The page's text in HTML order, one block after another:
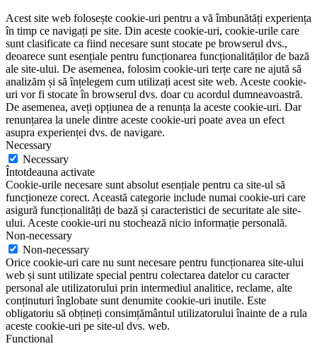
Acest site web folosește cookie-uri pentru a vă îmbunătăți experiența
în timp ce navigați pe site. Din aceste cookie-uri, cookie-urile care
sunt clasificate ca fiind necesare sunt stocate pe browserul dvs.,
deoarece sunt esențiale pentru funcționarea funcționalităților de bază
ale site-ului. De asemenea, folosim cookie-uri terțe care ne ajută să
analizăm și să înțelegem cum utilizați acest site web. Aceste cookie-
uri vor fi stocate în browserul dvs. doar cu acordul dumneavoastră.
De asemenea, aveți opțiunea de a renunța la aceste cookie-uri. Dar
renunțarea la unele dintre aceste cookie-uri poate avea un efect
asupra experienței dvs. de navigare.
Necessary
Necessary
Întotdeauna activate
Cookie-urile necesare sunt absolut esențiale pentru ca site-ul să
funcționeze corect. Această categorie include numai cookie-uri care
asigură funcționalități de bază și caracteristici de securitate ale site-
ului. Aceste cookie-uri nu stochează nicio informație personală.
Non-necessary
Non-necessary
Orice cookie-uri care nu sunt necesare pentru funcționarea site-ului
web și sunt utilizate special pentru colectarea datelor cu caracter
personal ale utilizatorului prin intermediul analitice, reclame, alte
conținuturi înglobate sunt denumite cookie-uri inutile. Este
obligatoriu să obțineți consimțământul utilizatorului înainte de a rula
aceste cookie-uri pe site-ul dvs. web.
Functional